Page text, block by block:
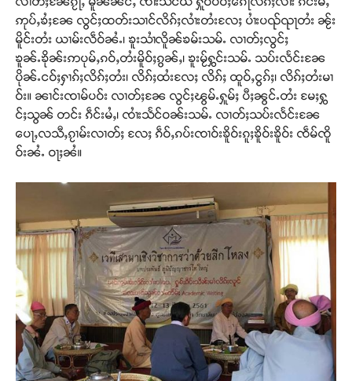
တႃႇႁႂ်ႈသဵင်ၵၢင်ၸႂ်ၵူၼ်းမိူင်း ၵူႈတီႈၵူႈလႅၼ်ပေႃးတေၸွ
တ်ႇ တူဝ်ႈလုမ်ႈၾႃႉၼၼ်ႉ ၶဝ်ႈႁူမ်ႈၵမ်ႉထႅမ် ၸုမ်းၶၢ
ဝ်ႇၽူႈတွႆႇႁွၵ်ႈ လႆႈယူႇၶႃႈဢေႃႈ။
Donate Now
ဢုပ်ႇၶႆႈၼႄ လွင်ႈထတ်းသၢင်လိၵ်ႈလၢႆးတႆးလႄႈ ပၢႆးပၺ်ၺႃတႆး ၼႂ်း
မိူင်းတႆး ယၢမ်းလဵဝ်ၼႆႉ၊ ၶူးသၢႆလိူၼ်ၶမ်းသမ်ႉ လၢတ်ႈလွင်ႈ
ၶူၼ်ႉၶိုၼ်းဢပုမ်ႇၵဝ်ႇတႆးမိူဝ်ႈၵွၼ်ႇ၊ ၶူးမႂ်ႁွင်းသမ်ႉ သပ်းလႅင်းၼႄ
ပိုၼ်ႉငဝ်ႈႁၢၵ်ႈလိၵ်ႈတႆး၊ လိၵ်ႈထႆးလႄႈ လိၵ်ႈ ထူဝ်ႇငွၵ်ႈ၊ လိၵ်ႈတႆးမၢ
ဝ်း။ ၼၢင်းၸၢမ်ပဝ်း လၢတ်ႈၼႄ လွင်ႈၽွမ်ႉႁူမ်ႈ ပီႈၼွင်ႉတႆး မႄႈႁွ
င်ႈသွၼ် တင်း ၵဵင်းမႆႇ၊ ၸၢႆးသႅင်ဝၼ်းသမ်ႉ လၢတ်ႈသပ်းလႅင်းၼႄ
ပေႃႇလသီႇၵႂၢမ်းလၢတ်ႈ လႄႈ ၵဵဝ်ႇၵပ်းၸၢဝ်းၶိူဝ်းၵူႈၶိူဝ်းၶိူဝ်း ၸဵမ်ၸိူ
ဝ်းၼႆႉ ဝႃႈၼႆ။